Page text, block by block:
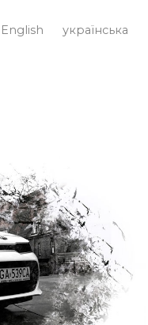
English українська